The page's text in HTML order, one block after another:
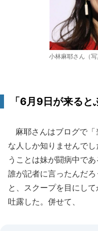
小林麻耶さん（写
「6月9日が来ると
麻耶さんはブログで「
な人しか知りませんで
うことは妹が闘病中で
誰が記者に言ったんだろ
と、スクープを目にし
吐露した。併せて、